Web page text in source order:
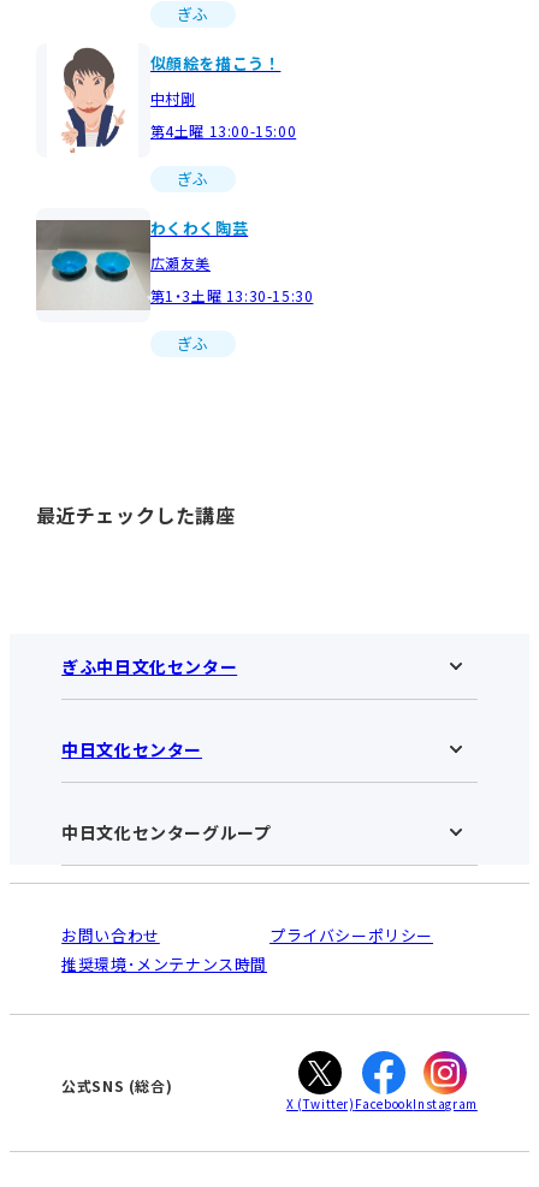
ぎふ
似顔絵を描こう！
中村剛
第4土曜 13:00-15:00
ぎふ
わくわく陶芸
広瀬友美
第1・3土曜 13:30-15:30
ぎふ
最近チェックした講座
ぎふ中日文化センター
ぎふ中日文化センターHOME
お知らせ
アクセス･営業時間
お申し込みの流れ
入会と受講のご案内
中日文化センター
中日文化センターHOME
中日文化センターとは
受講規約・会員特典
ご利用ガイド
オンライン講座受講の手順
WEBサイトのよくある質問
中日文化センターグループ
南大高
犬山
高蔵寺
大垣
津
お問い合わせ
プライバシーポリシー
推奨環境･メンテナンス時間
公式SNS (総合)
X (Twitter) FacebookInstagram